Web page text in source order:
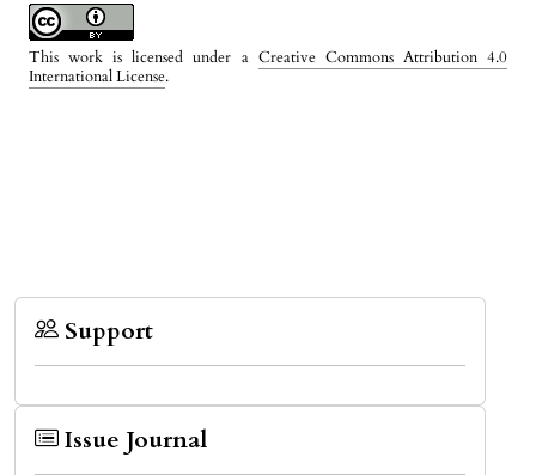
This work is licensed under a Creative Commons Attribution 4.0
International License.
Support
Issue Journal